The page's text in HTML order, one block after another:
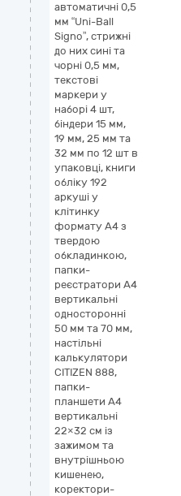
автоматичні 0,5
мм “Uni-Ball
Signo”, стрижні
до них сині та
чорні 0,5 мм,
текстові
маркери у
наборі 4 шт,
біндери 15 мм,
19 мм, 25 мм та
32 мм по 12 шт в
упаковці, книги
обліку 192
аркуші у
клітинку
формату А4 з
твердою
обкладинкою,
папки-
реєстратори А4
вертикальні
односторонні
50 мм та 70 мм,
настільні
калькулятори
CITIZEN 888,
папки-
планшети А4
вертикальні
22×32 см із
зажимом та
внутрішньою
кишенею,
коректори-